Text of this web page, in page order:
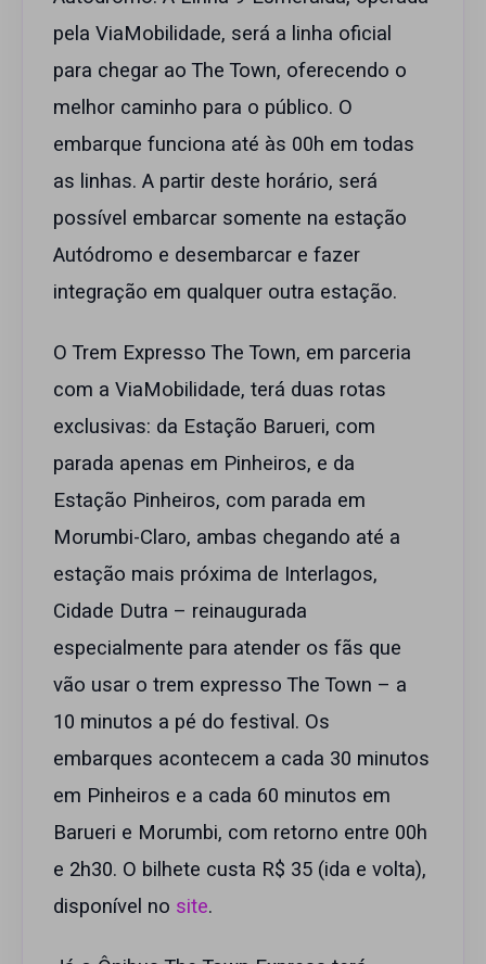
pela ViaMobilidade, será a linha oficial
para chegar ao The Town, oferecendo o
melhor caminho para o público. O
embarque funciona até às 00h em todas
as linhas. A partir deste horário, será
possível embarcar somente na estação
Autódromo e desembarcar e fazer
integração em qualquer outra estação.
O Trem Expresso The Town, em parceria
com a ViaMobilidade, terá duas rotas
exclusivas: da Estação Barueri, com
parada apenas em Pinheiros, e da
Estação Pinheiros, com parada em
Morumbi-Claro, ambas chegando até a
estação mais próxima de Interlagos,
Cidade Dutra – reinaugurada
especialmente para atender os fãs que
vão usar o trem expresso The Town – a
10 minutos a pé do festival. Os
embarques acontecem a cada 30 minutos
em Pinheiros e a cada 60 minutos em
Barueri e Morumbi, com retorno entre 00h
e 2h30. O bilhete custa R$ 35 (ida e volta),
disponível no site.